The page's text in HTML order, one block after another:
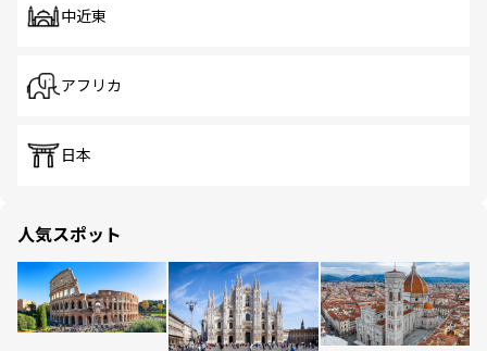
中近東
アフリカ
日本
人気スポット